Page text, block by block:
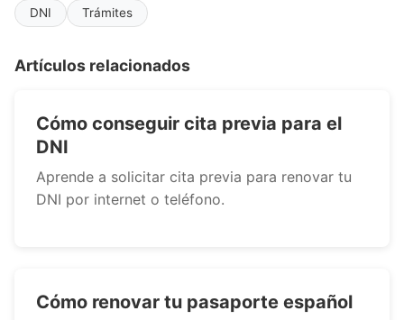
DNI Trámites
Artículos relacionados
Cómo conseguir cita previa para el
DNI
Aprende a solicitar cita previa para renovar tu
DNI por internet o teléfono.
Cómo renovar tu pasaporte español